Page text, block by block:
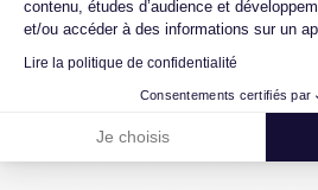
contenu, études d’audience et
et/ou accéder à des informations sur un
Lire la politique de confidentialité
Consentements certifiés par
Je choisis
Excellent